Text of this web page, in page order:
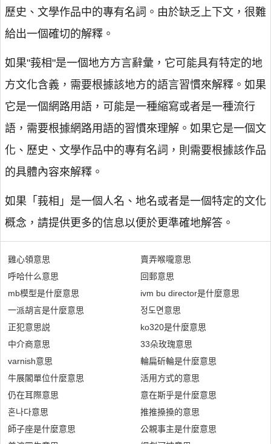
歷史、文學作品中的專有名詞。由於缺乏上下文，很難
給出一個確切的解釋。
如果"莪相"是一個地方方言辭彙，它可能具有特定的地
方文化含義，需要根據該地方的語言習慣來解釋。如果
它是一個網路用語，可能是一種縮寫或者是一種流行
語，需要根據網路用語的習慣來理解。如果它是一個文
化、歷史、文學作品中的專有名詞，則需要根據該作品
的具體內容來解釋。
如果「莪相」是一個人名、地名或者是一個特定的文化
概念，請提供更多的信息以便於更準確地解答。
雞心領意思
呼哈什么意思
mb模型是什麼意思
一派胡言是什麼意思
正犯意思説
中介商意思
varnish意思
牛展閣單位什麼意思
仍在耳際意思
혼나다意思
師子座是什麼意思
賣弄喉嚨意思
回郵意思
ivm bu director是什麼意思
정도면意思
ko320是什麼意思
33朵玫瑰意思
輪扁斫輪是什麼意思
活用方式的意思
意在斯乎是什麼意思
推推搡搡的意思
公親事主是什麼意思